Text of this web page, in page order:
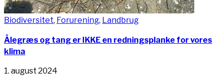
Biodiversitet, Forurening, Landbrug
Ålegræs og tang er IKKE en redningsplanke for vores
klima
1. august 2024